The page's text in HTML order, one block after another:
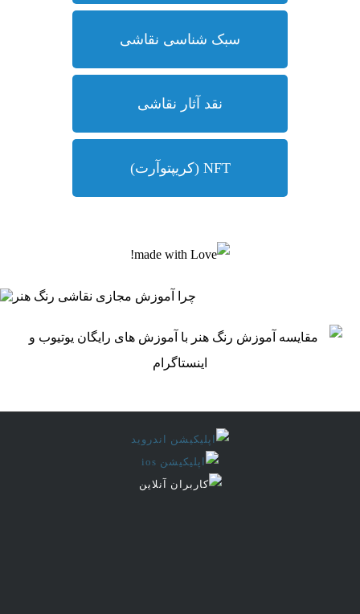
سبک شناسی نقاشی
نقد آثار نقاشی
NFT (کریپتوآرت)